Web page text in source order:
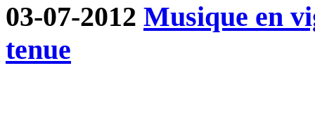
03-07-2012 Musique en
tenue